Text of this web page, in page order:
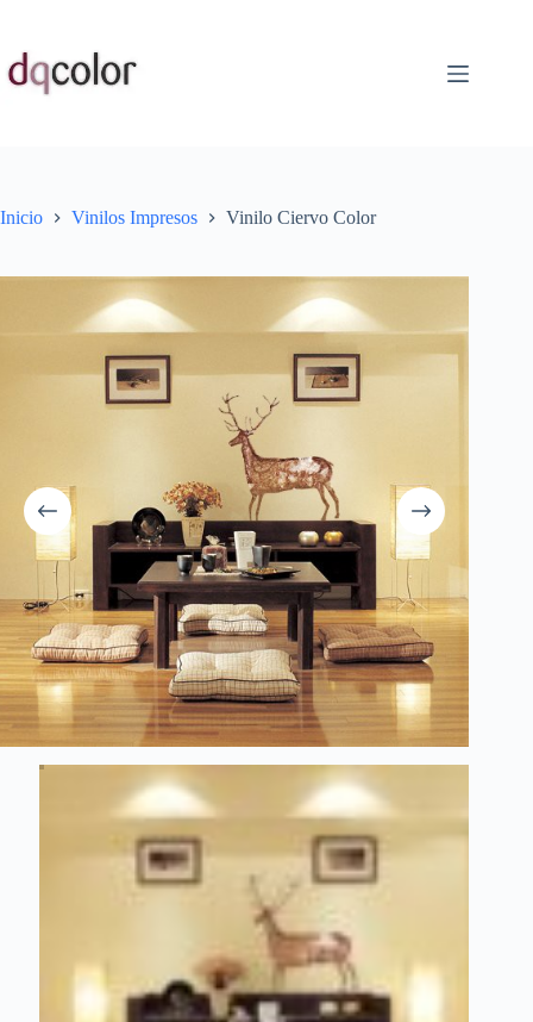
contenido
Inicio Vinilos Impresos Vinilo Ciervo Color